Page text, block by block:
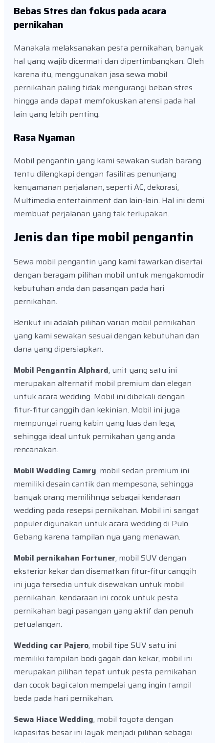
Bebas Stres dan fokus pada acara
pernikahan
Manakala melaksanakan pesta pernikahan, banyak
hal yang wajib dicermati dan dipertimbangkan. Oleh
karena itu, menggunakan jasa sewa mobil
pernikahan paling tidak mengurangi beban stres
hingga anda dapat memfokuskan atensi pada hal
lain yang lebih penting.
Rasa Nyaman
Mobil pengantin yang kami sewakan sudah barang
tentu dilengkapi dengan fasilitas penunjang
kenyamanan perjalanan, seperti AC, dekorasi,
Multimedia entertainment dan lain-lain. Hal ini demi
membuat perjalanan yang tak terlupakan.
Jenis dan tipe mobil pengantin
Sewa mobil pengantin yang kami tawarkan disertai
dengan beragam pilihan mobil untuk mengakomodir
kebutuhan anda dan pasangan pada hari
pernikahan.
Berikut ini adalah pilihan varian mobil pernikahan
yang kami sewakan sesuai dengan kebutuhan dan
dana yang dipersiapkan.
Mobil Pengantin Alphard, unit yang satu ini
merupakan alternatif mobil premium dan elegan
untuk acara wedding. Mobil ini dibekali dengan
fitur-fitur canggih dan kekinian. Mobil ini juga
mempunyai ruang kabin yang luas dan lega,
sehingga ideal untuk pernikahan yang anda
rencanakan.
Mobil Wedding Camry, mobil sedan premium ini
memiliki desain cantik dan mempesona, sehingga
banyak orang memilihnya sebagai kendaraan
wedding pada resepsi pernikahan. Mobil ini sangat
populer digunakan untuk acara wedding di Pulo
Gebang karena tampilan nya yang menawan.
Mobil pernikahan Fortuner, mobil SUV dengan
eksterior kekar dan disematkan fitur-fitur canggih
ini juga tersedia untuk disewakan untuk mobil
pernikahan. kendaraan ini cocok untuk pesta
pernikahan bagi pasangan yang aktif dan penuh
petualangan.
Wedding car Pajero, mobil tipe SUV satu ini
memiliki tampilan bodi gagah dan kekar, mobil ini
merupakan pilihan tepat untuk pesta pernikahan
dan cocok bagi calon mempelai yang ingin tampil
beda pada hari pernikahan.
Sewa Hiace Wedding, mobil toyota dengan
kapasitas besar ini layak menjadi pilihan sebagai